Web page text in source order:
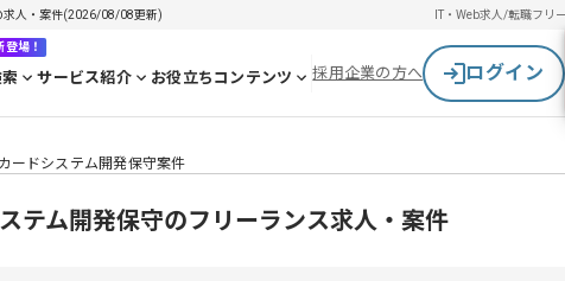
求人・案件(2026/08/08更新) IT・Web求人/転職フリ
場！
サービス紹介 お役立ちコンテンツ 採用企業の方へ ログイン
ードシステム開発保守案件
テム開発保守のフリーランス求人・案件